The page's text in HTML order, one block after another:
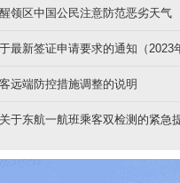
领区中国公民注意防范恶劣天气
最新签证申请要求的通知（2023
远端防控措施调整的说明
于东航一航班乘客双检测的紧急